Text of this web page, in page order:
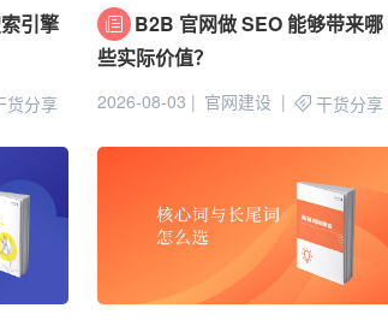
引擎
货分享
B2B 官网做 SEO 能够带来哪
些实际价值？
2026-08-03 官网建设 干货分享